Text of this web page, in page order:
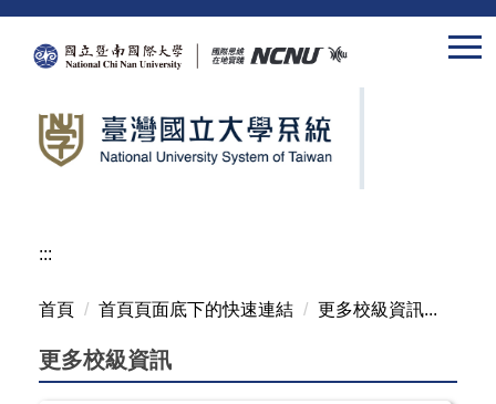
跳
:::
首頁 首頁頁面底下的快速連結 更多校級資訊...
更多校級資訊